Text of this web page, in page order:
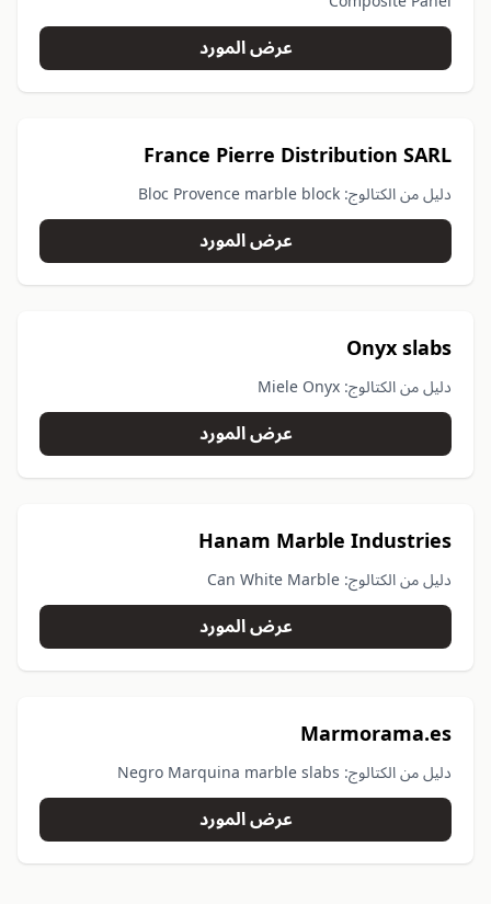
عرض المورد
France Pierre Distribution SARL
دليل من الكتالوج: Bloc Provence marble block
عرض المورد
Onyx slabs
دليل من الكتالوج: Miele Onyx
عرض المورد
Hanam Marble Industries
دليل من الكتالوج: Can White Marble
عرض المورد
Marmorama.es
دليل من الكتالوج: Negro Marquina marble slabs
عرض المورد